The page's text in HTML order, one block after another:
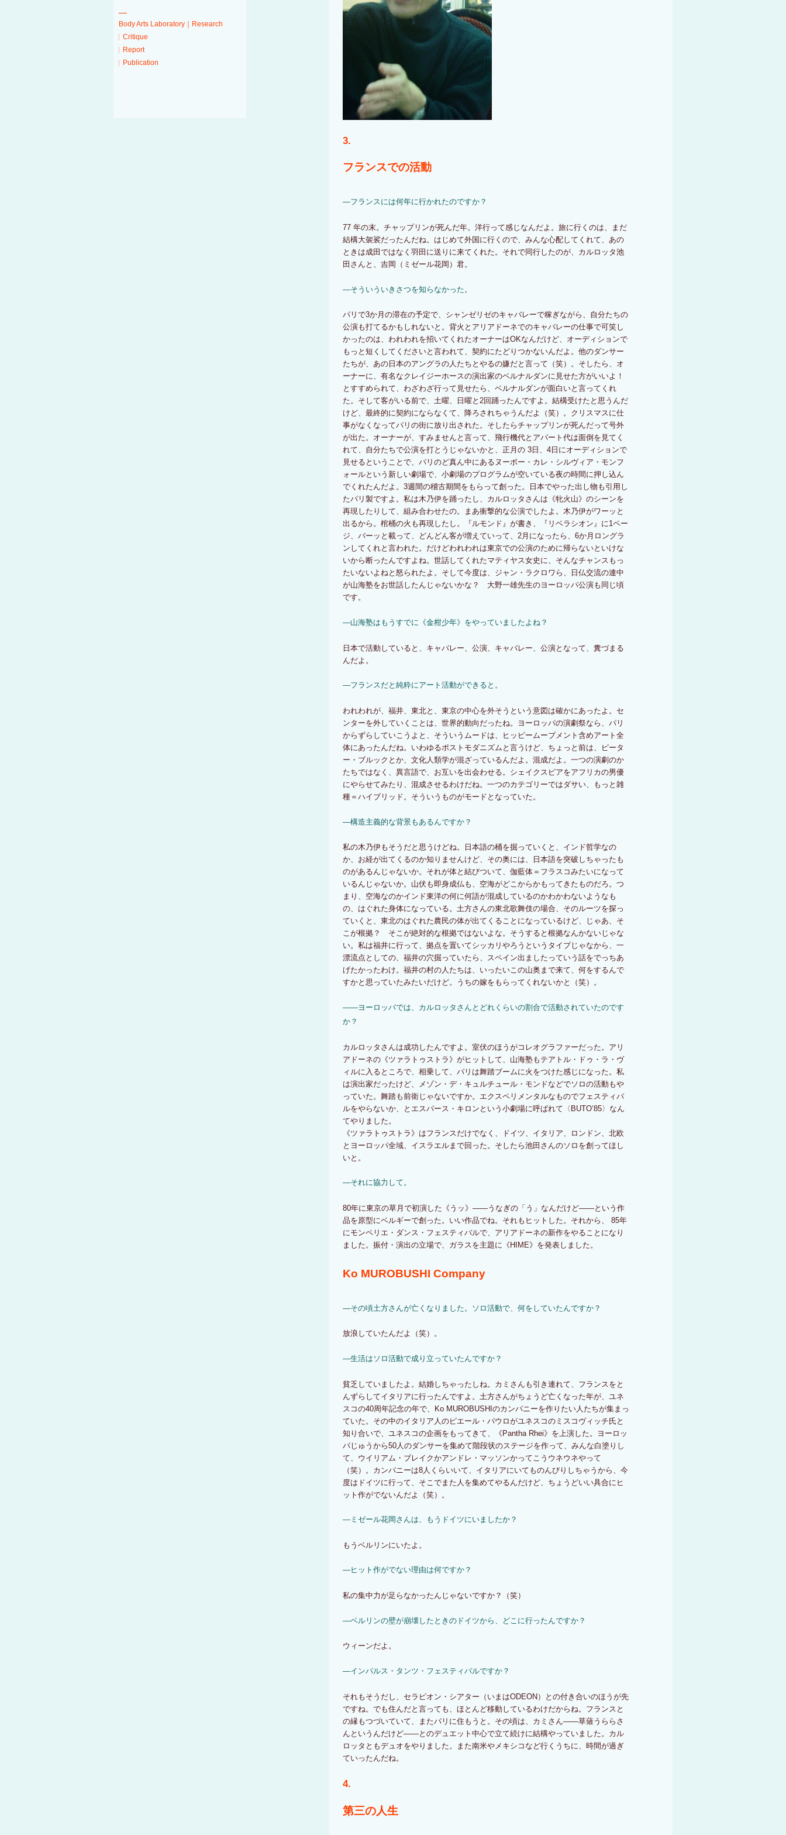
Body Arts Laboratory｜Research
Critique
Report
Publication
3.
フランスでの活動
―フランスには何年に行かれたのですか？
77 年の末。チャップリンが死んだ年。洋行って感じなんだよ。旅に行くのは、まだ
結構大袈裟だったんだね。はじめて外国に行くので、みんな心配してくれて、あの
ときは成田ではなく羽田に送りに来てくれた。それで同行したのが、カルロッタ池
田さんと、吉岡（ミゼール花岡）君。
―そういういきさつを知らなかった。
パリで3か月の滞在の予定で、シャンゼリゼのキャバレーで稼ぎながら、自分たちの
公演も打てるかもしれないと。背火とアリアドーネでのキャバレーの仕事で可笑し
かったのは、われわれを招いてくれたオーナーはOKなんだけど、オーディションで
もっと短くしてくださいと言われて、契約にたどりつかないんだよ。他のダンサー
たちが、あの日本のアングラの人たちとやるの嫌だと言って（笑）。そしたら、オ
ーナーに、有名なクレイジーホースの演出家のベルナルダンに見せた方がいいよ！
とすすめられて、わざわざ行って見せたら、ベルナルダンが面白いと言ってくれ
た。そして客がいる前で、土曜、日曜と2回踊ったんですよ。結構受けたと思うんだ
けど、最終的に契約にならなくて、降ろされちゃうんだよ（笑）。クリスマスに仕
事がなくなってパリの街に放り出された。そしたらチャップリンが死んだって号外
が出た。オーナーが、すみませんと言って、飛行機代とアパート代は面倒を見てく
れて、自分たちで公演を打とうじゃないかと、正月の 3日、4日にオーディションで
見せるということで、パリのど真ん中にあるヌーボー・カレ・シルヴィア・モンフ
ォールという新しい劇場で、小劇場のプログラムが空いている夜の時間に押し込ん
でくれたんだよ。3週間の稽古期間をもらって創った。日本でやった出し物も引用し
たパリ製ですよ。私は木乃伊を踊ったし、カルロッタさんは《牝火山》のシーンを
再現したりして、組み合わせたの。まあ衝撃的な公演でしたよ。木乃伊がワーッと
出るから。棺桶の火も再現したし。『ルモンド』が書き、『リベラシオン』に1ペー
ジ、バーッと載って、どんどん客が増えていって、2月になったら、6か月ロングラ
ンしてくれと言われた。だけどわれわれは東京での公演のために帰らないといけな
いから断ったんですよね。世話してくれたマティヤス女史に、そんなチャンスもっ
たいないよねと怒られたよ。そして今度は、ジャン・ラクロワら、日仏交流の連中
が山海塾をお世話したんじゃないかな？ 大野一雄先生のヨーロッパ公演も同じ頃
です。
―山海塾はもうすでに《金柑少年》をやっていましたよね？
日本で活動していると、キャバレー、公演、キャバレー、公演となって、糞づまる
んだよ。
―フランスだと純粋にアート活動ができると。
われわれが、福井、東北と、東京の中心を外そうという意図は確かにあったよ。セ
ンターを外していくことは、世界的動向だったね。ヨーロッパの演劇祭なら、パリ
からずらしていこうよと、そういうムードは、ヒッピームーブメント含めアート全
体にあったんだね。いわゆるポストモダニズムと言うけど、ちょっと前は、ピータ
ー・ブルックとか、文化人類学が混ざっているんだよ。混成だよ。一つの演劇のか
たちではなく、異言語で、お互いを出会わせる。シェイクスピアをアフリカの男優
にやらせてみたり、混成させるわけだね。一つのカテゴリーではダサい、もっと雑
種＝ハイブリッド。そういうものがモードとなっていた。
―構造主義的な背景もあるんですか？
私の木乃伊もそうだと思うけどね。日本語の桶を掘っていくと、インド哲学なの
か、お経が出てくるのか知りませんけど、その奥には、日本語を突破しちゃったも
のがあるんじゃないか。それが体と結びついて、伽藍体＝フラスコみたいになって
いるんじゃないか。山伏も即身成仏も、空海がどこからかもってきたものだろ。つ
まり、空海なのかインド東洋の何に何語が混成しているのかわかわないようなも
の、はぐれた身体になっている。土方さんの東北歌舞伎の場合、そのルーツを探っ
ていくと、東北のはぐれた農民の体が出てくることになっているけど、じゃあ、そ
こが根拠？ そこが絶対的な根拠ではないよな。そうすると根拠なんかないじゃな
い。私は福井に行って、拠点を置いてシッカリやろうというタイプじゃなから、一
漂流点としての、福井の穴掘っていたら、スペイン出ましたっていう話をでっちあ
げたかったわけ。福井の村の人たちは、いったいこの山奥まで来て、何をするんで
すかと思っていたみたいだけど。うちの嫁をもらってくれないかと（笑）。
――ヨーロッパでは、カルロッタさんとどれくらいの割合で活動されていたのです
か？
カルロッタさんは成功したんですよ。室伏のほうがコレオグラファーだった。アリ
アドーネの《ツァラトゥストラ》がヒットして、山海塾もテアトル・ドゥ・ラ・ヴ
ィルに入るところで、相乗して、パリは舞踏ブームに火をつけた感じになった。私
は演出家だったけど、メゾン・デ・キュルチュール・モンドなどでソロの活動もや
っていた。舞踏も前衛じゃないですか。エクスペリメンタルなものでフェスティバ
ルをやらないか、とエスパース・キロンという小劇場に呼ばれて〈BUTO‘85〉なん
てやりました。
《ツァラトゥストラ》はフランスだけでなく、ドイツ、イタリア、ロンドン、北欧
とヨーロッパ全域、イスラエルまで回った。そしたら池田さんのソロを創ってほし
いと。
―それに協力して。
80年に東京の草月で初演した《うッ》――うなぎの「う」なんだけど――という作
品を原型にベルギーで創った。いい作品でね。それもヒットした。それから、 85年
にモンペリエ・ダンス・フェスティバルで、アリアドーネの新作をやることになり
ました。振付・演出の立場で、ガラスを主題に《HIME》を発表しました。
Ko MUROBUSHI Company
―その頃土方さんが亡くなりました。ソロ活動で、何をしていたんですか？
放浪していたんだよ（笑）。
―生活はソロ活動で成り立っていたんですか？
貧乏していましたよ。結婚しちゃったしね。カミさんも引き連れて、フランスをと
んずらしてイタリアに行ったんですよ。土方さんがちょうど亡くなった年が、ユネ
スコの40周年記念の年で、Ko MUROBUSHIのカンパニーを作りたい人たちが集まっ
ていた。その中のイタリア人のピエール・パウロがユネスコのミスコヴィッチ氏と
知り合いで、ユネスコの企画をもってきて、《Pantha Rhei》を上演した。ヨーロッ
パじゅうから50人のダンサーを集めて階段状のステージを作って、みんな白塗りし
て、ウイリアム・ブレイクかアンドレ・マッソンかってこうウネウネやって
（笑）。カンパニーは8人くらいいて、イタリアにいてものんびりしちゃうから、今
度はドイツに行って、そこでまた人を集めてやるんだけど、ちょうどいい具合にヒ
ット作がでないんだよ（笑）。
―ミゼール花岡さんは、もうドイツにいましたか？
もうベルリンにいたよ。
―ヒット作がでない理由は何ですか？
私の集中力が足らなかったんじゃないですか？（笑）
―ベルリンの壁が崩壊したときのドイツから、どこに行ったんですか？
ウィーンだよ。
―インパルス・タンツ・フェスティバルですか？
それもそうだし、セラピオン・シアター（いまはODEON）との付き合いのほうが先
ですね。でも住んだと言っても、ほとんど移動しているわけだからね。フランスと
の縁もつづいていて、またパリに住もうと。その頃は、カミさん――草薙うららさ
んというんだけど――とのデュエット中心で立て続けに結構やっていました。カル
ロッタともデュオをやりました。また南米やメキシコなど行くうちに、時間が過ぎ
ていったんだね。
4.
第三の人生